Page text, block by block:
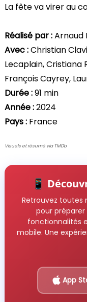
La fête va virer au
Réalisé par :Arnaud
Avec :Christian
Lecaplain, Cristiana
François Cayrey,
Durée :91 min
Année :2024
Pays : France
Visuels et résumé via TMDb
📱
Retrouvez toutes
pour
fonctionnalités
mobile. Une
App